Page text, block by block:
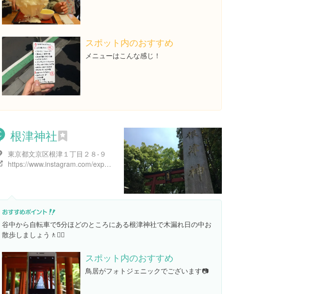
スポット内のおすすめ
メニューはこんな感じ！
根津神社
東京都文京区根津１丁目２８-９
https://www.instagram.com/explore/locations/1912060309039053
谷中から自転車で5分ほどのところにある根津神社で木漏れ日の中お
散歩しましょう🚶🚶‍♀️
スポット内のおすすめ
鳥居がフォトジェニックでございます📷